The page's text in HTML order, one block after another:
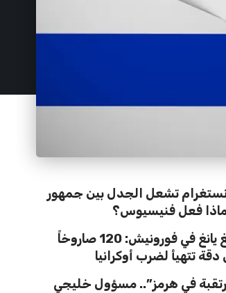
تشعل الجدل بين جمهور
ماذا فعل فنيسيوس؟
طواقم بيونغ يانغ في فورونيش: 120 صاروخاً
تتهيأ لضرب أوكرانيا
في هرمز”.. مسؤول خليجي